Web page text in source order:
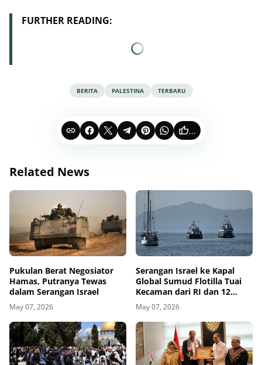
FURTHER READING:
BERITA PALESTINA TERBARU
...
Related News
Pukulan Berat Negosiator
Hamas, Putranya Tewas
dalam Serangan Israel
May 07, 2026
Serangan Israel ke Kapal
Global Sumud Flotilla Tuai
Kecaman dari RI dan 12
Negara
May 07, 2026